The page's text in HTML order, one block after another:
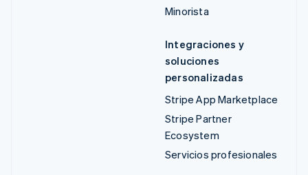
Minorista
Integraciones y
soluciones
personalizadas
Stripe App Marketplace
Stripe Partner
Ecosystem
Servicios profesionales